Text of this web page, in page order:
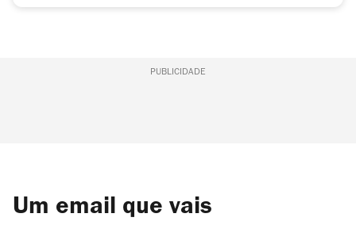
PUBLICIDADE
Um email que vais